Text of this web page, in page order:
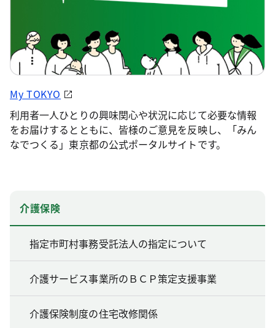
My TOKYO
利用者一人ひとりの興味関心や状況に応じて必要な情報
をお届けするとともに、皆様のご意見を反映し、「みん
なでつくる」東京都の公式ポータルサイトです。
介護保険
指定市町村事務受託法人の指定について
介護サービス事業所のＢＣＰ策定支援事業
介護保険制度の住宅改修関係